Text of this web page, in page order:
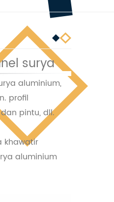
surya
aluminium,
profil
pintu, dll.
khawatir
aluminium